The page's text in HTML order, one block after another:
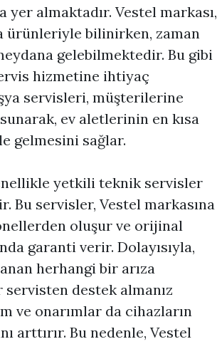
yer almaktadır. Vestel markası,
ürünleriyle bilinirken, zaman
gelebilmektedir. Bu gibi
hizmetine ihtiyaç
servisleri, müşterilerine
ev aletlerinin en kısa
gelmesini sağlar.
yetkili teknik servisler
Bu servisler, Vestel markasına
oluşur ve orijinal
garanti verir. Dolayısıyla,
herhangi bir arıza
destek almanız
ve onarımlar da cihazların
arttırır. Bu nedenle, Vestel